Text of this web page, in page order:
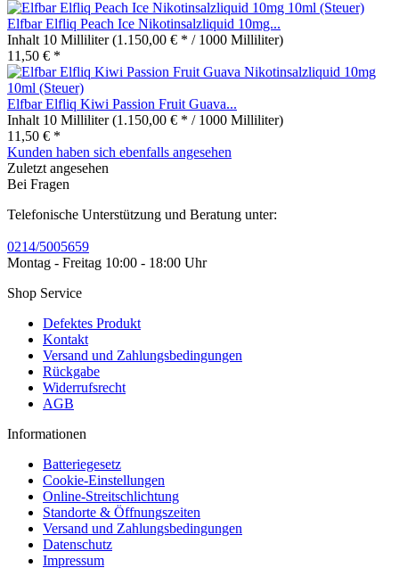
Elfbar Elfliq Peach Ice Nikotinsalzliquid 10mg...
Inhalt 10 Milliliter(1.150,00 € * / 1000 Milliliter)
11,50 € *
Elfbar Elfliq Kiwi Passion Fruit Guava...
Inhalt 10 Milliliter(1.150,00 € * / 1000 Milliliter)
11,50 € *
Kunden haben sich ebenfalls angesehen
Zuletzt angesehen
Bei Fragen
Telefonische Unterstützung und Beratung unter:
0214/5005659
Montag - Freitag 10:00 - 18:00 Uhr
Shop Service
Defektes Produkt
Kontakt
Versand und Zahlungsbedingungen
Rückgabe
Widerrufsrecht
AGB
Informationen
Batteriegesetz
Cookie-Einstellungen
Online-Streitschlichtung
Standorte & Öffnungszeiten
Versand und Zahlungsbedingungen
Datenschutz
Impressum